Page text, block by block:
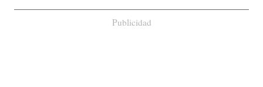
Publicidad